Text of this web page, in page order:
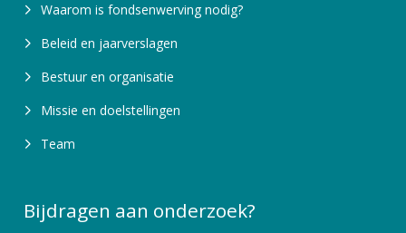
Waarom is fondsenwerving nodig?
Beleid en jaarverslagen
Bestuur en organisatie
Missie en doelstellingen
Team
Bijdragen aan onderzoek?